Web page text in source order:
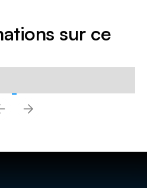
sur ce